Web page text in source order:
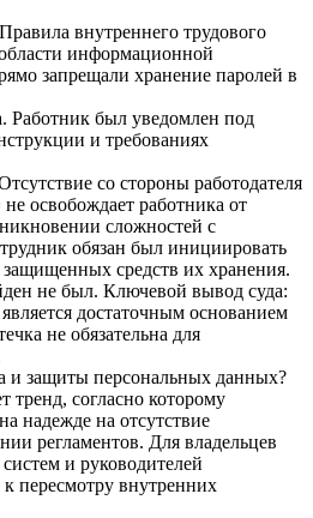
внутреннего трудового
информационной
запрещали хранение паролей в
Работник был уведомлен под
и требованиях
со стороны работодателя
освобождает работника от
сложностей с
обязан был инициировать
защищенных средств их хранения.
не был. Ключевой вывод суда:
достаточным основанием
не обязательна для
и защиты персональных данных?
тренд, согласно которому
надежде на отсутствие
регламентов. Для владельцев
и руководителей
к пересмотру внутренних